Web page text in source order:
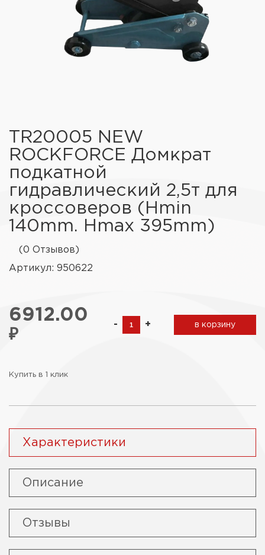
TR20005 NEW
ROCKFORCE Домкрат
подкатной
гидравлический 2,5т для
кроссоверов (Hmin
140mm. Hmax 395mm)
(0 Отзывов)
Артикул: 950622
6912.00
₽
- + в корзину
Купить в 1 клик
Характеристики
Описание
Отзывы